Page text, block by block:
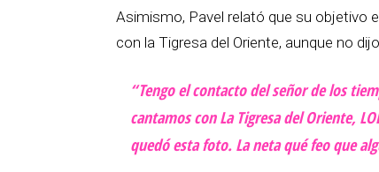
Asimismo, Pavel relató que su objetivo
con la Tigresa del Oriente, aunque no
“Tengo el contacto del señor de los
cantamos con La Tigresa del Oriente,
quedó esta foto. La neta qué feo que